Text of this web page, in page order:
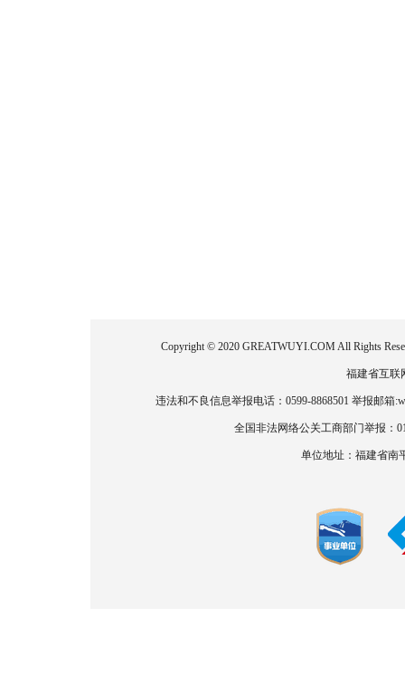
Copyright © 2020 GREATWUYI.COM All Rights
福建省互联
违法和不良信息举报电话：0599-8868501 举报邮箱
全国非法网络公关工商部门举报：
单位地址：福建省南